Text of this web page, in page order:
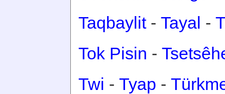
Taqbaylit- Tayal -
Tok Pisin -
Twi - Tyap -